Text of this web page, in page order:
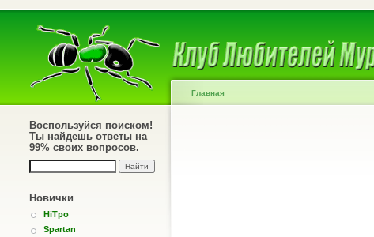
Воспользуйся поиском!
Ты найдешь ответы на
99% своих вопросов.
Новички
HiTpo
Spartan
Главная